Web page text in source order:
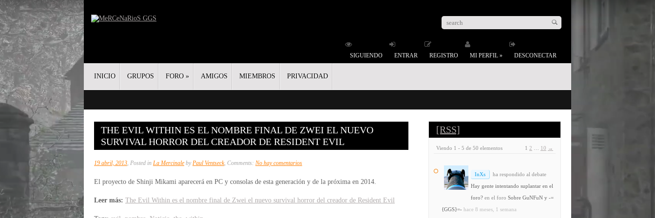
SIGUIENDO ENTRAR REGISTRO MI PERFIL » DESCONECTAR
INICIO GRUPOS FORO » AMIGOS MIEMBROS PRIVACIDAD
THE EVIL WITHIN ES EL NOMBRE FINAL DE ZWEI EL NUEVO
SURVIVAL HORROR DEL CREADOR DE RESIDENT EVIL
19 abril, 2013, Posted in La Mercinale byPaul Ventseck, Comments: No hay comentariosen
Evil
Within
El proyecto de Shinji Mikami aparecerá en PC y consolas de esta generación y de la próxima en 2014.
Leer más: The Evil Within es el nombre final de Zwei el nuevo survival horror del creador de Resident Evil
[RSS]
Viendo 1 - 5 de 50 elementos 1 2 10 →
InXs
ha respondido al debate
Hay gente intentando suplantar en el
foro? en el foro Sobre GuNFuN y -=
{GGS}=- hace 8 meses, 1 semana